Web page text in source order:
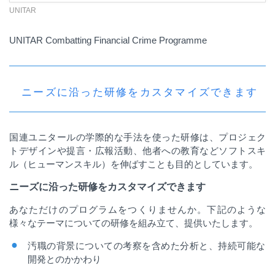
UNITAR
UNITAR Combatting Financial Crime Programme
ニーズに沿った研修をカスタマイズできます
国連ユニタールの学際的な手法を使った研修は、プロジェク
トデザインや提言・広報活動、他者への教育などソフトスキ
ル（ヒューマンスキル）を伸ばすことも目的としています。
ニーズに沿った研修をカスタマイズできます
あなただけのプログラムをつくりませんか。下記のような
様々なテーマについての研修を組み立て、提供いたします。
汚職の背景についての考察を含めた分析と、持続可能な
開発とのかかわり